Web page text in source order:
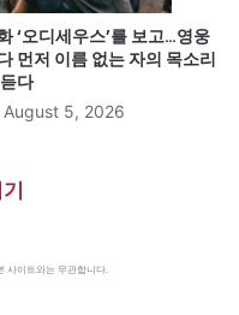
‘오디세우스’를 보고…영웅
먼저 이름 없는 자의 목소리
다
August 5, 2026
사이트와는 무관합니다.